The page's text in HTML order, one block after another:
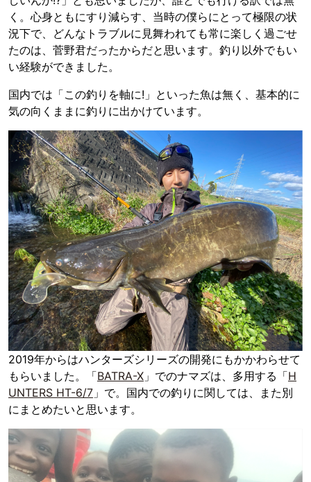
く。心身ともにすり減らす、当時の僕らにとって極限の状
況下で、どんなトラブルに見舞われても常に楽しく過ごせ
たのは、菅野君だったからだと思います。釣り以外でもい
い経験ができました。
国内では「この釣りを軸に!」といった魚は無く、基本的に
気の向くままに釣りに出かけています。
2019年からはハンターズシリーズの開発にもかかわらせて
もらいました。「BATRA-X 」でのナマズは、多用する「H
UNTERS HT-6/7 」で。国内での釣りに関しては、また別
にまとめたいと思います。